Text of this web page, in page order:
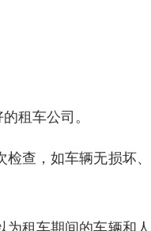
租车公司。
检查，如车辆无损坏
为租车期间的车辆和